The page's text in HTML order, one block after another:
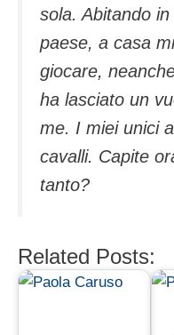
sola. Abitando
paese, a casa
giocare,
ha lasciato un
me. I miei unici
cavalli. Capite
tanto?
Related Posts: